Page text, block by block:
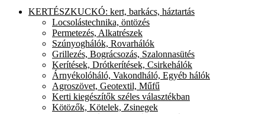
KERTÉSZKUCKÓ: kert, barkács, háztartás
Locsolástechnika, öntözés
Permetezés, Alkatrészek
Szúnyoghálók, Rovarhálók
Grillezés, Bográcsozás, Szalonnasütés
Kerítések, Drótkerítések, Csirkehálók
Árnyékolóháló, Vakondháló, Egyéb hálók
Agroszövet, Geotextil, Műfű
Kerti kiegészítők széles választékban
Kötözők, Kötelek, Zsinegek